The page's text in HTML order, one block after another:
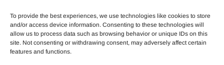
To provide the best experiences, we use technologies like cookies to store
and/or access device information. Consenting to these technologies will
allow us to process data such as browsing behavior or unique IDs on this
site. Not consenting or withdrawing consent, may adversely affect certain
features and functions.